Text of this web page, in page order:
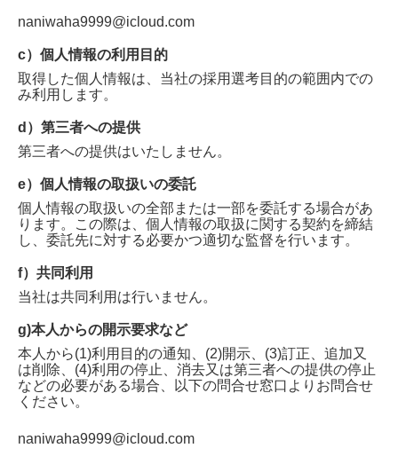
naniwaha9999@icloud.com
c）個人情報の利用目的
取得した個人情報は、当社の採用選考目的の範囲内での
み利用します。
d）第三者への提供
第三者への提供はいたしません。
e）個人情報の取扱いの委託
個人情報の取扱いの全部または一部を委託する場合があ
ります。この際は、個人情報の取扱に関する契約を締結
し、委託先に対する必要かつ適切な監督を行います。
f）共同利用
当社は共同利用は行いません。
g)本人からの開示要求など
本人から(1)利用目的の通知、(2)開示、(3)訂正、追加又
は削除、(4)利用の停止、消去又は第三者への提供の停止
などの必要がある場合、以下の問合せ窓口よりお問合せ
ください。
naniwaha9999@icloud.com